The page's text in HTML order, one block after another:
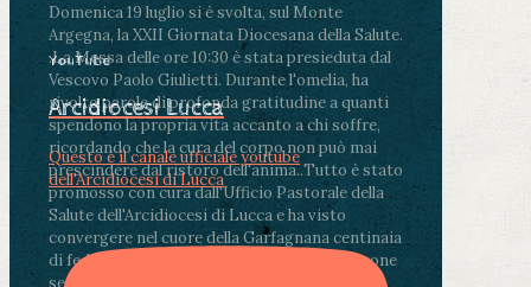
Domenica 19 luglio si è svolta, sul Monte
Argegna, la XXII Giornata Diocesana della Salute.
.La Messa delle ore 10:30 è stata presieduta dal
Vescovo Paolo Giulietti. Durante l'omelia, ha
rivolto parole di profonda gratitudine a quanti
spendono la propria vita accanto a chi soffre,
ricordando che la cura del corpo non può mai
prescindere dal ristoro dell'anima..Tutto è stato
promosso con cura dall'Ufficio Pastorale della
Salute dell'Arcidiocesi di Lucca e ha visto
convergere nel cuore della Garfagnana centinaia
di fedeli, operatori sanitari, volontari e persone
segnate dalla malattia.
YouTube
Arcidiocesi Lucca
Questo è il canale ufficiale youtube
dell'Arcidiocesi di Lucca